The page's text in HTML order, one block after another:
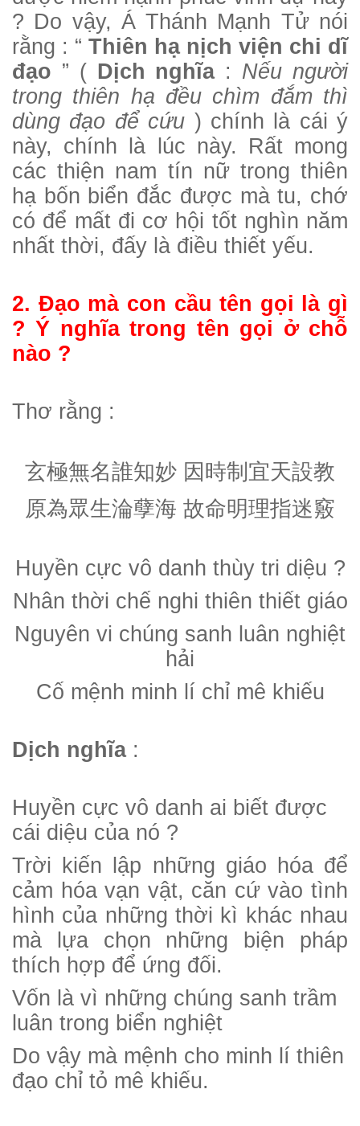
? Do vậy, Á Thánh Mạnh Tử nói
rằng : “ Thiên hạ nịch viện chi dĩ
đạo ” ( Dịch nghĩa: Nếu người
trong thiên hạ đều chìm đắm thì
dùng đạo để cứu ) chính là cái ý
này, chính là lúc này. Rất mong
các thiện nam tín nữ trong thiên
hạ bốn biển đắc được mà tu, chớ
có để mất đi cơ hội tốt nghìn năm
nhất thời, đấy là điều thiết yếu.
2. Đạo mà con cầu tên gọi là gì
? Ý nghĩa trong tên gọi ở chỗ
nào ?
Thơ rằng :
玄極無名誰知妙 因時制宜天設教
原為眾生淪孽海 故命明理指迷竅
Huyền cực vô danh thùy tri diệu ?
Nhân thời chế nghi thiên thiết giáo
Nguyên vi chúng sanh luân nghiệt
hải
Cố mệnh minh lí chỉ mê khiếu
Dịch nghĩa:
Huyền cực vô danh ai biết được
cái diệu của nó ?
Trời kiến lập những giáo hóa để
cảm hóa vạn vật, căn cứ vào tình
hình của những thời kì khác nhau
mà lựa chọn những biện pháp
thích hợp để ứng đối.
Vốn là vì những chúng sanh trầm
luân trong biển nghiệt
Do vậy mà mệnh cho minh lí thiên
đạo chỉ tỏ mê khiếu.